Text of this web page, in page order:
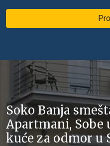
Soko Banja
Apartmani, Sobe
kuće za odmor u